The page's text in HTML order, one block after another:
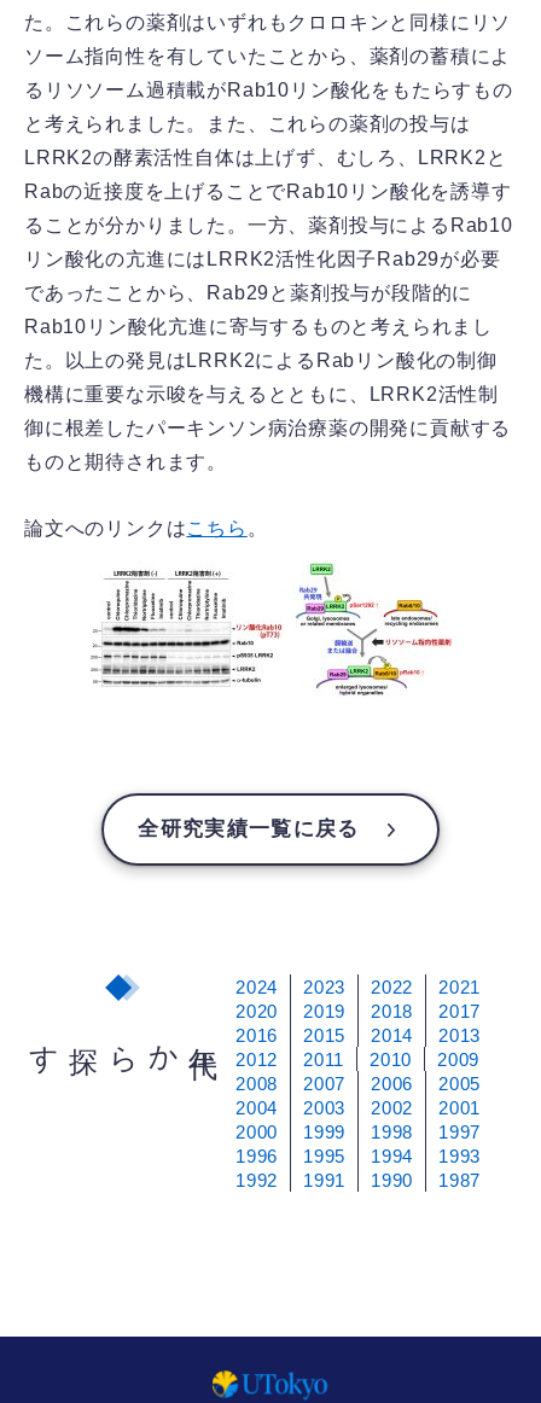
た。これらの薬剤はいずれもクロロキンと同様にリソ
ソーム指向性を有していたことから、薬剤の蓄積によ
るリソソーム過積載がRab10リン酸化をもたらすもの
と考えられました。また、これらの薬剤の投与は
LRRK2の酵素活性自体は上げず、むしろ、LRRK2と
Rabの近接度を上げることでRab10リン酸化を誘導す
ることが分かりました。一方、薬剤投与によるRab10
リン酸化の亢進にはLRRK2活性化因子Rab29が必要
であったことから、Rab29と薬剤投与が段階的に
Rab10リン酸化亢進に寄与するものと考えられまし
た。以上の発見はLRRK2によるRabリン酸化の制御
機構に重要な示唆を与えるとともに、LRRK2活性制
御に根差したパーキンソン病治療薬の開発に貢献する
ものと期待されます。
論文へのリンクはこちら 。
全研究実績一覧に戻る
から探す
2024 2023 2022
2021
2020
2019 2018
2017
2016
2015 2014
2013
2012
2011 2010
2009
2008
2007 2006
2005
2004
2003 2002
2001
2000
1999 1998
1997
1996
1995 1994
1993
1992
1991 1990 1987